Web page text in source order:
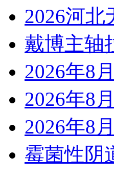
2026河
戴博主轴
2026年8
2026年8
2026年8
霉菌性阴